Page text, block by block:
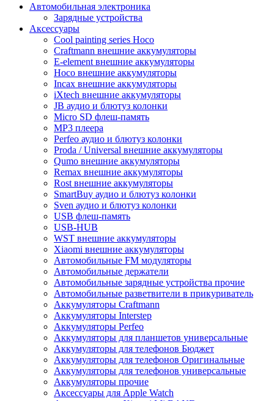
Автомобильная электроника
Зарядные устройства
Аксессуары
Cool painting series Hoco
Craftmann внешние аккумуляторы
E-element внешние аккумуляторы
Hoco внешние аккумуляторы
Incax внешние аккумуляторы
iXtech внешние аккумуляторы
JB аудио и блютуз колонки
Micro SD флеш-память
MP3 плеера
Perfeo аудио и блютуз колонки
Proda / Universal внешние аккумуляторы
Qumo внешние аккумуляторы
Remax внешние аккумуляторы
Rost внешние аккумуляторы
SmartBuy аудио и блютуз колонки
Sven аудио и блютуз колонки
USB флеш-память
USB-HUB
WST внешние аккумуляторы
Xiaomi внешние аккумуляторы
Автомобильные FM модуляторы
Автомобильные держатели
Автомобильные зарядные устройства прочие
Автомобильные разветвители в прикуриватель
Аккумуляторы Craftmann
Аккумуляторы Interstep
Аккумуляторы Perfeo
Аккумуляторы для планшетов универсальные
Аккумуляторы для телефонов Бюджет
Аккумуляторы для телефонов Оригинальные
Аккумуляторы для телефонов универсальные
Аккумуляторы прочие
Аксессуары для Apple Watch